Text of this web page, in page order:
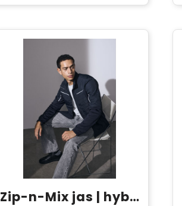
Zip-n-Mix jas | hybride